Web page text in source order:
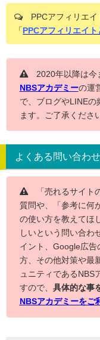
PPCアフィリエイ
「 PPCアフィリエイト
2020年以降は今
NBSアカデミーの運
で、ブログやLINEの
ます。ご了承くださ
よくある問い合わ
「売れるサイトの
質問や、「参考に何
の使い方を教えてほ
しいという問い合わ
イント、Google広告
方、その他対策や最
ュニティであるNBS
すので、 具体的な事
NBSアカデミーをご